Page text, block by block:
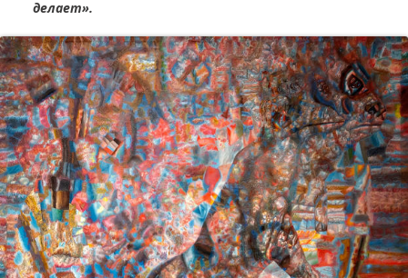
делает».